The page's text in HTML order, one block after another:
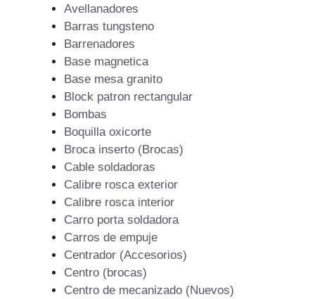
Avellanadores
Barras tungsteno
Barrenadores
Base magnetica
Base mesa granito
Block patron rectangular
Bombas
Boquilla oxicorte
Broca inserto (Brocas)
Cable soldadoras
Calibre rosca exterior
Calibre rosca interior
Carro porta soldadora
Carros de empuje
Centrador (Accesorios)
Centro (brocas)
Centro de mecanizado (Nuevos)